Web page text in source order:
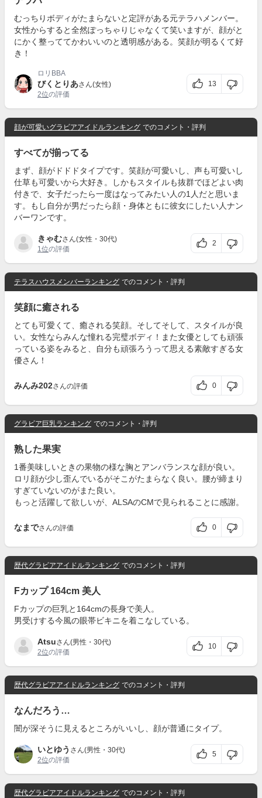
むっちりボディがたまらないと定評がある元テラハメンバー。
女性からすると全然ぽっちゃりじゃなくて笑いますが、顔がと
にかく整っててかわいいのと透明感がある。笑顔が明るくて好
き！
ロリBBA
びくとりあさん(女性)
2位の評価
13
顔が可愛いグラビアアイドルランキング でのコメント・評判
すべてが揃ってる
まず、顔がドドドタイプです。笑顔が可愛いし、声も可愛いし
仕草も可愛いから大好き。しかもスタイルも抜群でほどよい肉
付きで、女子だったら一度はなってみたい人の1人だと思いま
す。もし自分が男だったら顔・身体ともに彼女にしたい人ナン
バーワンです。
きゃむさん(女性・30代)
1位の評価
2
テラスハウスメンバーランキング でのコメント・評判
笑顔に癒される
とても可愛くて、癒される笑顔。そしてそして、スタイルが良
い。女性ならみんな憧れる完璧ボディ！また女優としても頑張
っている姿をみると、自分も頑張ろうって思える素敵すぎる女
優さん！
みんみ202さんの評価 0
グラビア巨乳ランキング でのコメント・評判
熟した果実
1番美味しいときの果物の様な胸とアンバランスな顔が良い。
ロリ顔が少し歪んでいるがそこがたまらなく良い。腰が締まり
すぎていないのがまた良い。
もっと活躍して欲しいが、ALSAのCMで見られることに感謝。
なまでさんの評価 0
歴代グラビアアイドルランキング でのコメント・評判
Fカップ 164cm 美人
Fカップの巨乳と164cmの長身で美人。
男受けする今風の眼帯ビキニを着こなしている。
Atsuさん(男性・30代)
2位の評価
10
歴代グラビアアイドルランキング でのコメント・評判
なんだろう…
闇が深そうに見えるところがいいし、顔が普通にタイプ。
いとゆう さん(男性・30代)
2位の評価
5
歴代グラビアアイドルランキング でのコメント・評判